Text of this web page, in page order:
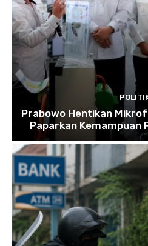
Prabowo Hentikan
Paparkan Kemampuan